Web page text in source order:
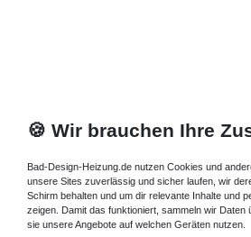
🍪 Wir brauchen Ihre
Bad-Design-Heizung.de nutzen Cookies und
unsere Sites zuverlässig und sicher laufen, wir
Schirm behalten und um dir relevante Inhalte und
zeigen. Damit das funktioniert, sammeln wir Daten
sie unsere Angebote auf welchen Geräten nutzen.